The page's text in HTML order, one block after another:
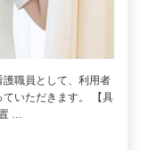
職員として、利用者
いただきます。 【具
…